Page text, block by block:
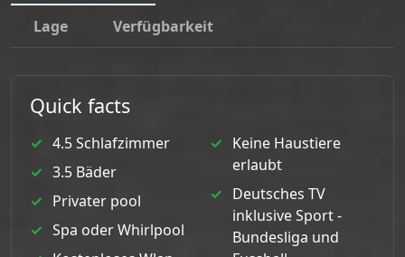
Lage Verfügbarkeit
Quick facts
4.5 Schlafzimmer
3.5 Bäder
Privater pool
Spa oder Whirlpool
Keine Haustiere
erlaubt
Deutsches TV
inklusive Sport -
Bundesliga und